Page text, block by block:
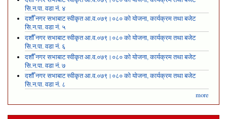
सि.न.पा. वडा नं. ४
दशौँ नगर सभाबाट स्वीकृत आ.व.०७९।०८० को योजना, कार्यक्रम तथा बजेट
सि.न.पा. वडा नं. ५
दशौँ नगर सभाबाट स्वीकृत आ.व.०७९।०८० को योजना, कार्यक्रम तथा बजेट
सि.न.पा. वडा नं. ६
दशौँ नगर सभाबाट स्वीकृत आ.व.०७९।०८० को योजना, कार्यक्रम तथा बजेट
सि.न.पा. वडा नं. ७
दशौँ नगर सभाबाट स्वीकृत आ.व.०७९।०८० को योजना, कार्यक्रम तथा बजेट
सि.न.पा. वडा नं. ८
more